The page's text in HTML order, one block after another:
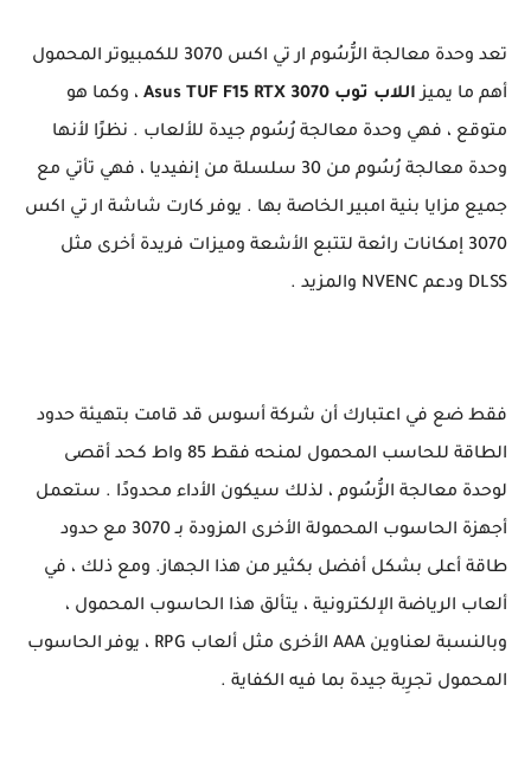
تعد وحدة معالجة الرُّسُوم ار تي اكس 3070 للكمبيوتر المحمول
أهم ما يميزاللاب توب Asus TUF F15 RTX 3070
، وكما هو
متوقع ، فهي وحدة معالجة رُسُوم جيدة للألعاب . نظرًا لأنها
وحدة معالجة رُسُوم من 30 سلسلة من إنفيديا ، فهي تأتي مع
جميع مزايا بنية امبير الخاصة بها . يوفر كارت شاشة ار تي اكس
3070 إمكانات رائعة لتتبع الأشعة وميزات فريدة أخرى مثل
DLSS ودعم NVENC والمزيد .
فقط ضع في اعتبارك أن شركة أسوس قد قامت بتهيئة حدود
الطاقة للحاسب المحمول لمنحه فقط 85 واط كحد أقصى
لوحدة معالجة الرُّسُوم ، لذلك سيكون الأداء محدودًا . ستعمل
أجهزة الحاسوب المحمولة الأخرى المزودة بـ 3070 مع حدود
طاقة أعلى بشكل أفضل بكثير من هذا الجهاز. ومع ذلك ، في
ألعاب الرياضة الإلكترونية ، يتألق هذا الحاسوب المحمول ،
وبالنسبة لعناوين AAA الأخرى مثل ألعاب RPG ، يوفر الحاسوب
المحمول تجرِبة جيدة بما فيه الكفاية .